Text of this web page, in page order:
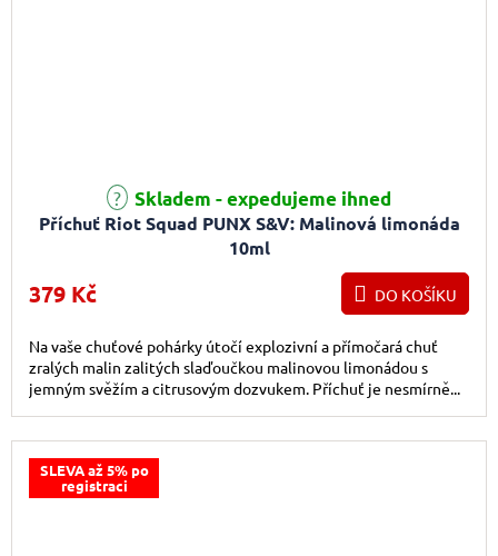
Příchuť Riot Squad PUNX S&V: Malinová limonáda
10ml
Průměrné hodnocení produktu je 5,0 z 5 hvězdiček.
Skladem - expedujeme ihned
379 Kč DO KOŠÍKU
Na vaše chuťové pohárky útočí explozivní a přímočará chuť
zralých malin zalitých slaďoučkou malinovou limonádou s
jemným svěžím a citrusovým dozvukem. Příchuť je nesmírně...
SLEVA až 5% po
registraci